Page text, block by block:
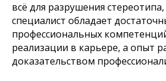
всё для разрушения
специалист обладает
профессиональных
реализации в карьере, а опыт
доказательством